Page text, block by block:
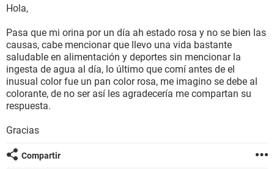
BIENESTAR
SEXUALIDAD
GLOSARIO
Hola,
Pasa que mi orina por un día ah estado rosa y no se bien las
causas, cabe mencionar que llevo una vida bastante
saludable en alimentación y deportes sin mencionar la
ingesta de agua al día, lo último que comí antes de el
inusual color fue un pan color rosa, me imagino se debe al
colorante, de no ser así les agradecería me compartan su
respuesta.
Gracias
Compartir